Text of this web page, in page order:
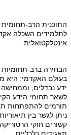
התוכנית הרב-
לתלמידים השכלה
אינטלקטואלית
הבחירה ברב-
בעולם האקדמי: היא
ידע נבדלים,
לשאר תחומי הידע
תורמים להתפתחות
ניתן לגשר בין
קשורים חוקי
תאגידים כלכליים.